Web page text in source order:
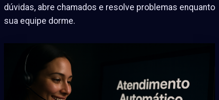
dúvidas, abre chamados e resolve problemas enquanto
sua equipe dorme.